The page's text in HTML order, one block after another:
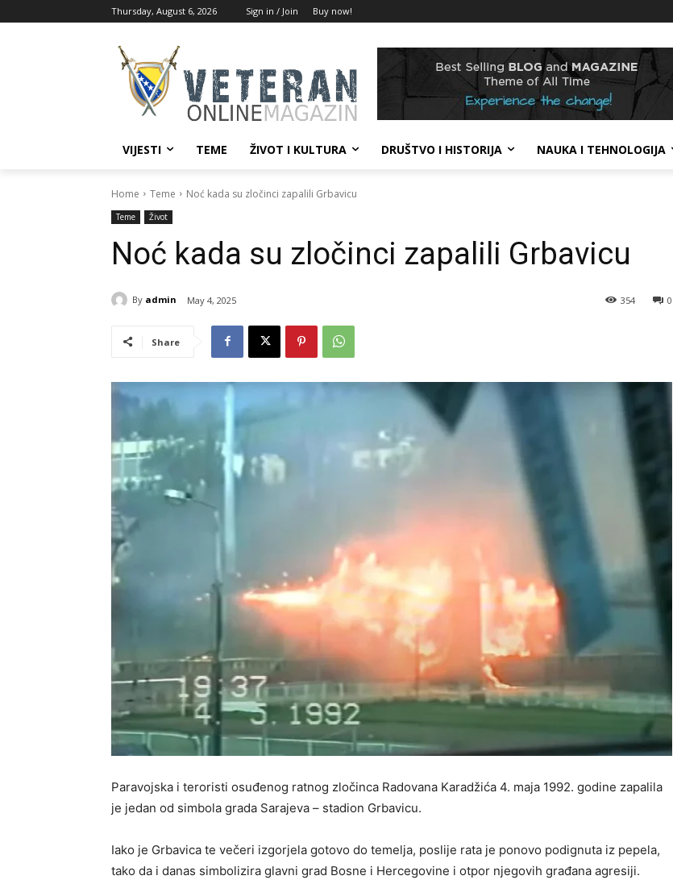
Thursday, August 6, 2026 Sign in / Join Buy now!
VIJESTI TEME ŽIVOT I KULTURA DRUŠTVO I HISTORIJA NAUKA I TEHNOLOGIJA
Home Teme Noć kada su zločinci zapalili Grbavicu
Teme Život
Noć kada su zločinci zapalili Grbavicu
By admin May 4, 2025 0
354
Share
Paravojska i teroristi osuđenog ratnog zločinca Radovana Karadžića 4. maja 1992. godine zapalila
je jedan od simbola grada Sarajeva – stadion Grbavicu.
Iako je Grbavica te večeri izgorjela gotovo do temelja, poslije rata je ponovo podignuta iz pepela,
tako da i danas simbolizira glavni grad Bosne i Hercegovine i otpor njegovih građana agresiji.